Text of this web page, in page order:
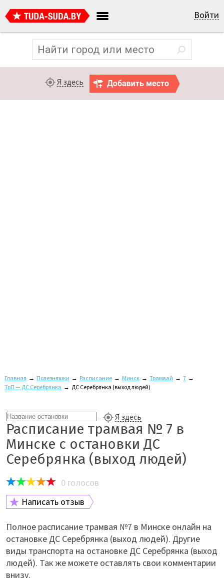
Войти
Я здесь
Главная → Полезняшки → Расписание → Минск → Трамвай → 7 →
ТрП — ДС Серебрянка → ДС Серебрянка (выход людей)
Я здесь
Расписание трамвая № 7 в
Минске с остановки ДС
Серебрянка (выход людей)
0 голосов
Написать отзыв
Полное расписание трамвая №7 в Минске онлайн на
остановке ДС Серебрянка (выход людей). Другие
виды транспорта на остановке ДС Серебрянка (выход
людей). Так же можете оставлять свои комментарии
внизу.